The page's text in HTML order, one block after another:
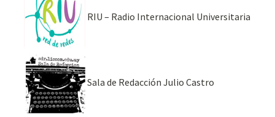
RIU – Radio Internacional Universitaria
Sala de Redacción Julio Castro